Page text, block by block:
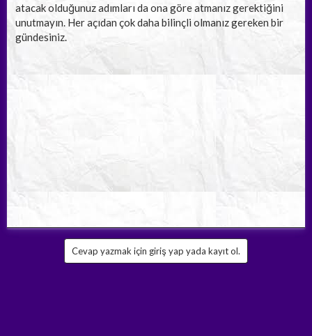
atacak olduğunuz adımları da ona göre atmanız gerektiğini
unutmayın. Her açıdan çok daha bilinçli olmanız gereken bir
gündesiniz.
Cevap yazmak için giriş yap yada kayıt ol.